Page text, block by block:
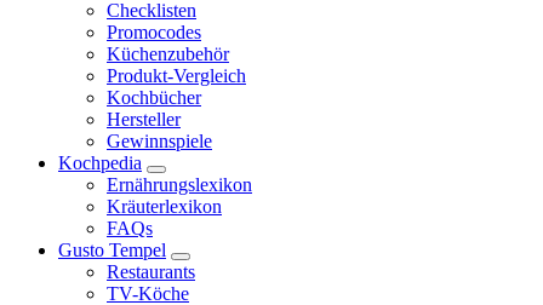
Checklisten
Promocodes
Küchenzubehör
Produkt-Vergleich
Kochbücher
Hersteller
Gewinnspiele
Kochpedia
Ernährungslexikon
Kräuterlexikon
FAQs
Gusto Tempel
Restaurants
TV-Köche